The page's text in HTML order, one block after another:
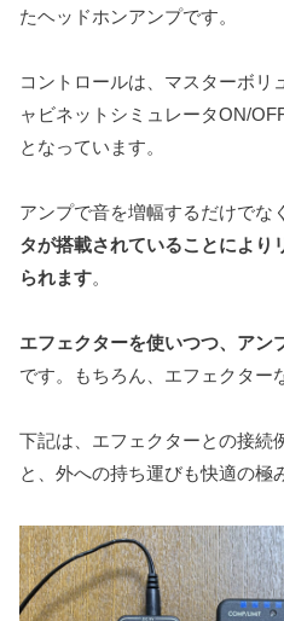
たヘッドホンアンプです。
コントロールは、マスターボリ
ャビネットシミュレータON/
となっています。
アンプで音を増幅するだけでな
タが搭載されていることにより
られます。
エフェクターを使いつつ、アン
です。もちろん、エフェクター
下記は、エフェクターとの接続
と、外への持ち運びも快適の極